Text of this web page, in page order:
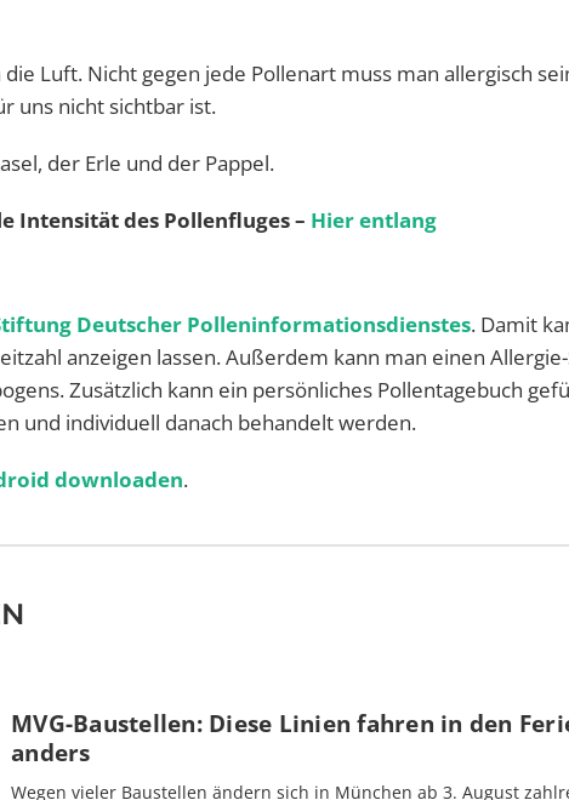
Luft. Nicht gegen jede Pollenart muss man allergisch
uns nicht sichtbar ist.
der Erle und der Pappel.
Intensität des Pollenfluges – Hier entlang
Deutscher Polleninformationsdienstes. Damit
anzeigen lassen. Außerdem kann man einen
Zusätzlich kann ein persönliches Pollentagebuch
und individuell danach behandelt werden.
downloaden.
MVG-Baustellen: Diese Linien fahren in den
anders
Wegen vieler Baustellen ändern sich in München ab 3. August